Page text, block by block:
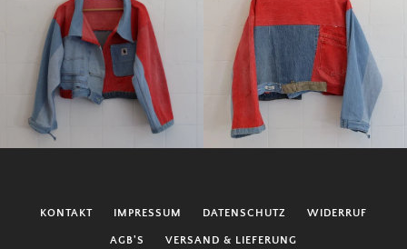
KONTAKT IMPRESSUM DATENSCHUTZ WIDERRUF
AGB'S VERSAND & LIEFERUNG